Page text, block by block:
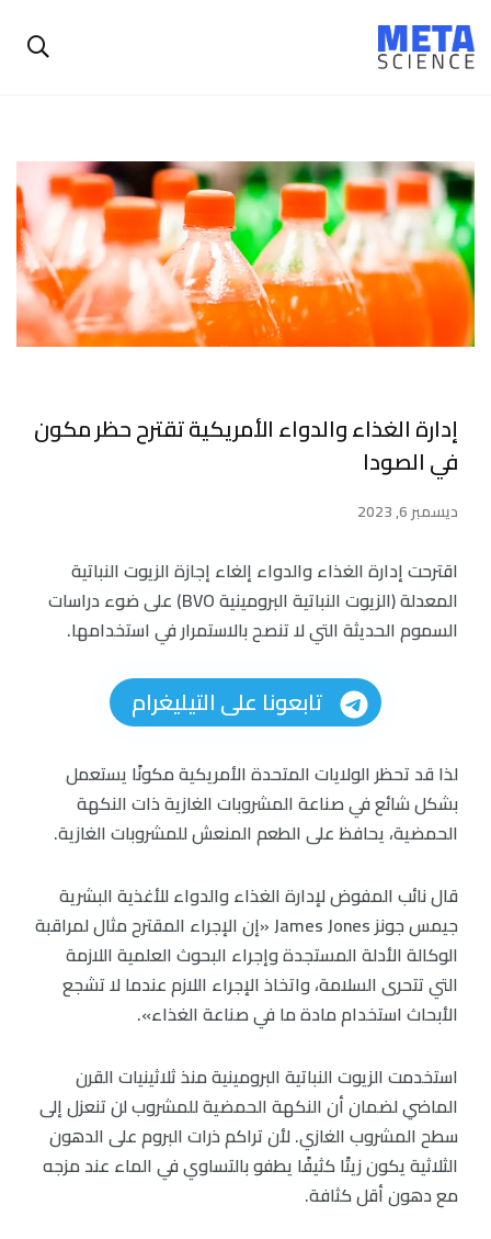
إدارة الغذاء والدواء الأمريكية تقترح حظر مكون
في الصودا
ديسمبر 6, 2023
اقترحت إدارة الغذاء والدواء إلغاء إجازة الزيوت النباتية
المعدلة (الزيوت النباتية البرومينية BVO) على ضوء دراسات
السموم الحديثة التي لا تنصح بالاستمرار في استخدامها.
تابعونا على التيليغرام
لذا قد تحظر الولايات المتحدة الأمريكية مكونًا يستعمل
بشكل شائع في صناعة المشروبات الغازية ذات النكهة
الحمضية، يحافظ على الطعم المنعش للمشروبات الغازية.
قال نائب المفوض لإدارة الغذاء والدواء للأغذية البشرية
جيمس جونز James Jones «إن الإجراء المقترح مثال لمراقبة
الوكالة الأدلة المستجدة وإجراء البحوث العلمية اللازمة
التي تتحرى السلامة، واتخاذ الإجراء اللازم عندما لا تشجع
الأبحاث استخدام مادة ما في صناعة الغذاء».
استخدمت الزيوت النباتية البرومينية منذ ثلاثينيات القرن
الماضي لضمان أن النكهة الحمضية للمشروب لن تنعزل إلى
سطح المشروب الغازي. لأن تراكم ذرات البروم على الدهون
الثلاثية يكون زيتًا كثيفًا يطفو بالتساوي في الماء عند مزجه
مع دهون أقل كثافة.